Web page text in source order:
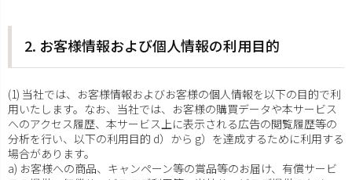
2. お客様情報および個人情報の利用目的
(1) 当社では、お客様情報およびお客様の個人情報を以下の目的で利
用いたします。なお、当社では、お客様の購買データや本サービス
へのアクセス履歴、本サービス上に表示される広告の閲覧履歴等の
分析を行い、以下の利用目的 d）から g）を達成するために利用する
場合があります。
a) お客様への商品、キャンペーン等の賞品等のお届け、有償サービ